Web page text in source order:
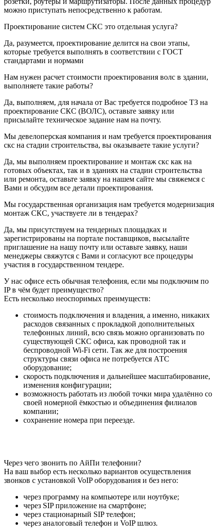
можно приступать непосредственно к работам.
Проектирование систем СКС это отдельная услуга?
Да, разумеется, проектирование делится на свои этапы,
которые требуется выполнять в соответствии с ГОСТ
стандартами и нормами
Нам нужен расчет стоимости проектирования волс в здании,
выполняете такие работы?
Да, выполняем, для начала от Вас требуется подробное ТЗ на
проектирование СКС (ВОЛС), оставьте заявку или
присылайте техническое задание нам на почту.
Мы девелоперская компания и нам требуется проектирования
скс на стадии строительства, вы оказываете такие услуги?
Да, мы выполняем проектирование и монтаж скс как на
готовых объектах, так и в зданиях на стадии строительства
или ремонта, оставьте заявку на нашем сайте мы свяжемся с
Вами и обсудим все детали проектирования.
Мы государственная организация нам требуется модернизация
монтаж СКС, участвуете ли в тендерах?
Да, мы присутствуем на тендерных площадках и
зарегистрированы на портале поставщиков, высылайте
приглашение на нашу почту или оставьте заявку, наши
менеджеры свяжутся с Вами и согласуют все процедуры
участия в государственном тендере.
У нас офисе есть обычная телефония, если мы подключим по
IP в чём будет преимущество?
Есть несколько неоспоримых преимуществ:
стоимость подключения и владения, а именно, никаких
расходов связанных с прокладкой дополнительных
телефонных линий, всю связь можно организовать по
существующей СКС офиса, как проводной так и
беспроводной Wi-Fi сети. Так же для построения
структуры связи офиса не потребуется АТС
оборудование;
скорость подключения и дальнейшее масштабирование,
изменения конфигурации;
возможность работать из любой точки мира удалённо со
своей номерной ёмкостью и объединения филиалов
компании;
сохранение номера при переезде.
Через чего звонить по АйПи телефонии?
На ваш выбор есть несколько вариантов осуществления
звонков с установкой VoIP оборудования и без него:
через программу на компьютере или ноутбуке;
через SIP приложение на смартфоне;
через стационарный SIP телефон;
через аналоговый телефон и VoIP шлюз.